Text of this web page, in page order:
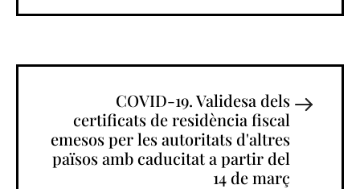
COVID-19. Validesa dels
certificats de residència fiscal
emesos per les autoritats d'altres
països amb caducitat a partir del
14 de març